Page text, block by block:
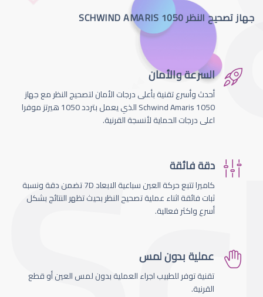
جهاز تصحيح النظر SCHWIND AMARIS 1050
السرعة والأمان
أحدث وأسرع تقنية بأعلى درجات الأمان لتصحيج النظر مع جهاز
Schwind Amaris 1050 الذي يعمل بتردد 1050 هيرتز موفرا
اعلى درجات الحماية لأنسجة القرنية.
دقة فائقة
كاميرا تتبع حركة العين سباعية الابعاد 7D تضمن دقة ونسبة
ثبات فائقة اثناء عملية تصحيح النظر بحيث تظهر النتائج بشكل
أسرع واكثر فعالية.
عملية بدون لمس
تقنية توفر للطبيب اجراء العملية بدون لمس العين أو قطع
القرنية.